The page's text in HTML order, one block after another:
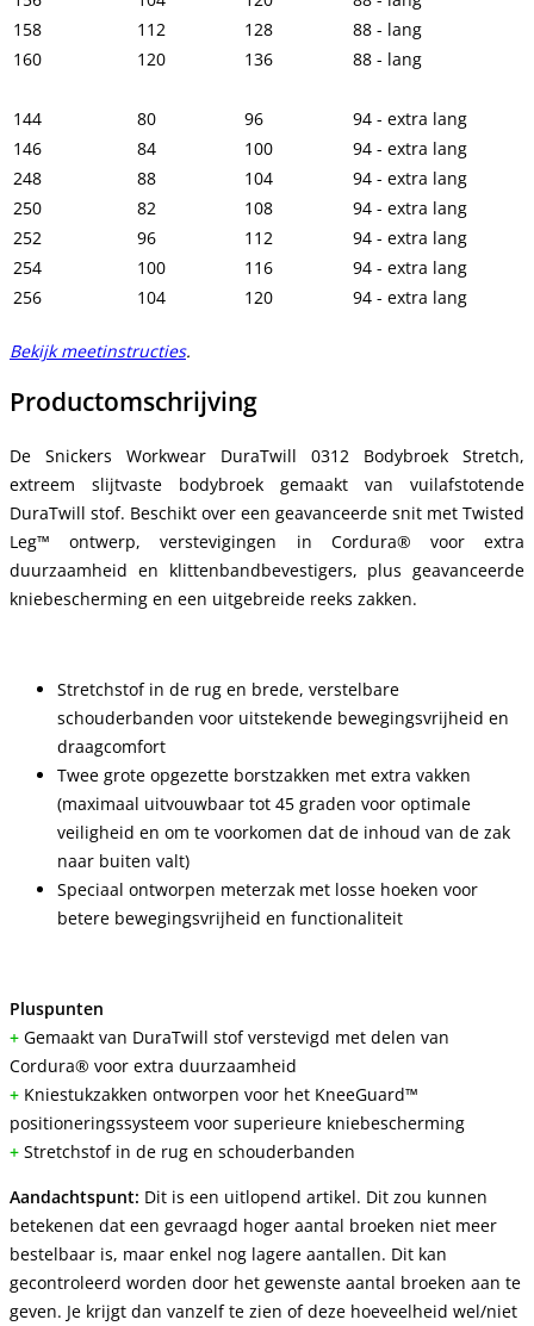
158
112 128
88 - lang
160
120 136 88 - lang
144 80 96
94 - extra lang
146
84 100
94 - extra lang
248
88 104
94 - extra lang
250
82 108
94 - extra lang
252
96 112
94 - extra lang
254
100 116
94 - extra lang
256
104 120 94 - extra lang
Bekijk meetinstructies.
Productomschrijving
De Snickers Workwear DuraTwill 0312 Bodybroek Stretch,
extreem slijtvaste bodybroek gemaakt van vuilafstotende
DuraTwill stof. Beschikt over een geavanceerde snit met Twisted
Leg™ ontwerp, verstevigingen in Cordura® voor extra
duurzaamheid en klittenbandbevestigers, plus geavanceerde
kniebescherming en een uitgebreide reeks zakken.
Stretchstof in de rug en brede, verstelbare
schouderbanden voor uitstekende bewegingsvrijheid en
draagcomfort
Twee grote opgezette borstzakken met extra vakken
(maximaal uitvouwbaar tot 45 graden voor optimale
veiligheid en om te voorkomen dat de inhoud van de zak
naar buiten valt)
Speciaal ontworpen meterzak met losse hoeken voor
betere bewegingsvrijheid en functionaliteit
Pluspunten
+ Gemaakt van DuraTwill stof verstevigd met delen van
Cordura® voor extra duurzaamheid
+ Kniestukzakken ontworpen voor het KneeGuard™
positioneringssysteem voor superieure kniebescherming
+ Stretchstof in de rug en schouderbanden
Aandachtspunt: Dit is een uitlopend artikel. Dit zou kunnen
betekenen dat een gevraagd hoger aantal broeken niet meer
bestelbaar is, maar enkel nog lagere aantallen. Dit kan
gecontroleerd worden door het gewenste aantal broeken aan te
geven. Je krijgt dan vanzelf te zien of deze hoeveelheid wel/niet